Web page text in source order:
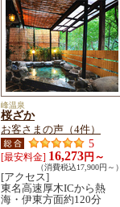
峰温泉
桜ざか
お客さまの声（4件）
5
[最安料金] 16,273円～
（消費税込17,900円～）
[アクセス]
東名高速厚木ICから熱
海・伊東方面約120分